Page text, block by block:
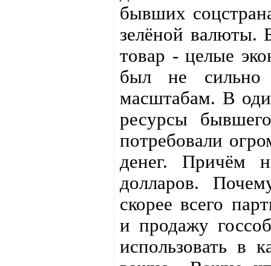
бывших
зелёной валюты.
товар - целые
был не
масштабам. В
ресурсы
потребовали
денег. Причём
долларов.
скорее всего
и продажу
использовать в